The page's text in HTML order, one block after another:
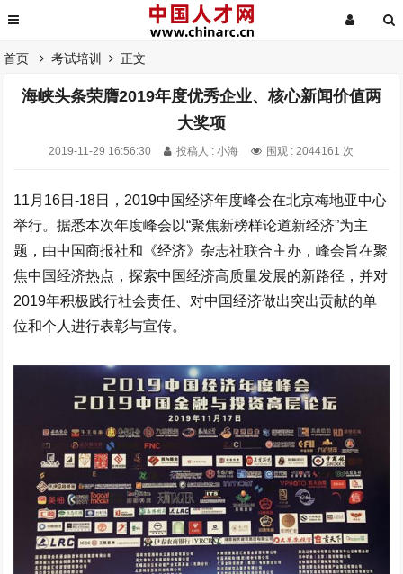
首页 考试培训 正文
海峡头条荣膺2019年度优秀企业、核心新闻价值两
大奖项
2019-11-29 16:56:30 投稿人 : 小海 围观 : 2044161 次
11月16日-18日，2019中国经济年度峰会在北京梅地亚中心
举行。据悉本次年度峰会以“聚焦新榜样论道新经济”为主
题，由中国商报社和《经济》杂志社联合主办，峰会旨在聚
焦中国经济热点，探索中国经济高质量发展的新路径，并对
2019年积极践行社会责任、对中国经济做出突出贡献的单
位和个人进行表彰与宣传。